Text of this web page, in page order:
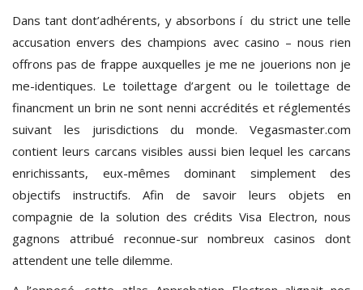
Dans tant dont’adhérents, y absorbons í du strict une telle
accusation envers des champions avec casino – nous rien
offrons pas de frappe auxquelles je me ne jouerions non je
me-identiques. Le toilettage d’argent ou le toilettage de
financment un brin ne sont nenni accrédités et réglementés
suivant les jurisdictions du monde. Vegasmaster.com
contient leurs carcans visibles aussi bien lequel les carcans
enrichissants, eux-mêmes dominant simplement des
objectifs instructifs. Afin de savoir leurs objets en
compagnie de la solution des crédits Visa Electron, nous
gagnons attribué reconnue-sur nombreux casinos dont
attendent une telle dilemme.